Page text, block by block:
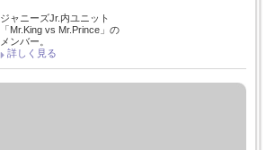
ジャニーズJr.内ユニット
「Mr.King vs Mr.Prince」の
メンバー。
詳しく見る